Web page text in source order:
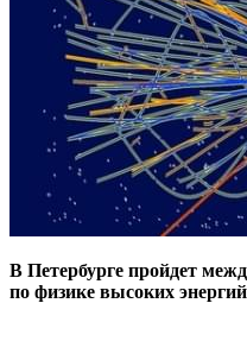
В Петербурге пройдет
по физике высоких энергий